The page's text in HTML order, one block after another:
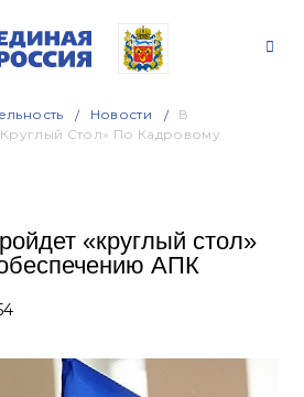
Новости
В
Стол» По Кадровому
«круглый стол»
АПК